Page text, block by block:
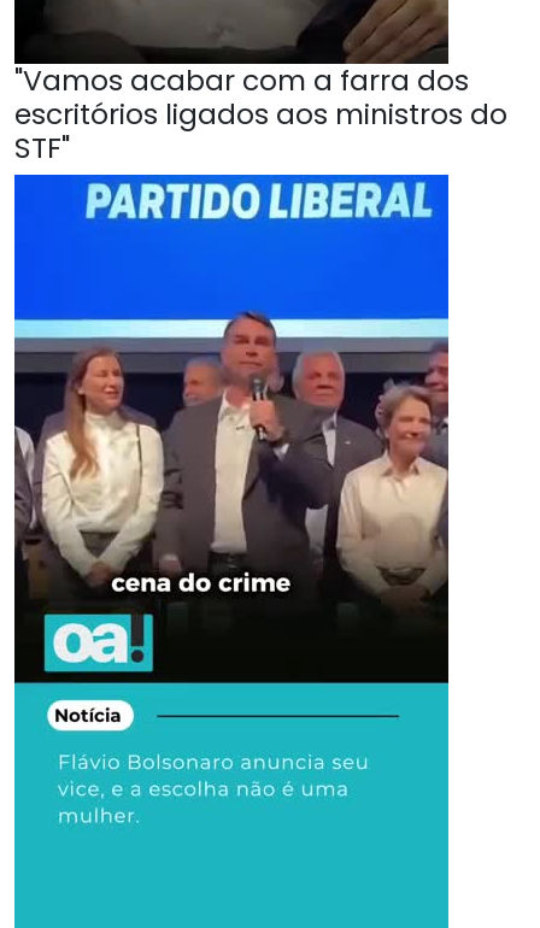
"Vamos acabar com a farra dos
escritórios ligados aos ministros do
STF"